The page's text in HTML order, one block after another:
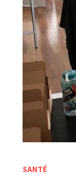
SANTÉ